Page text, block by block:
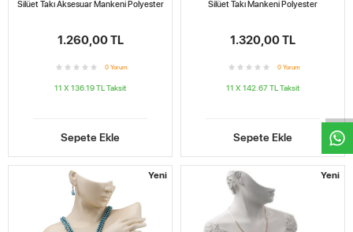
Silüet Takı Aksesuar Mankeni Polyester
1.260,00 TL
0 Yorum
11 X 136.19 TL Taksit
Sepete Ekle
Silüet Takı Mankeni Polyester
1.320,00 TL
0 Yorum
11 X 142.67 TL Taksit
Sepete Ekle
Yeni Yeni